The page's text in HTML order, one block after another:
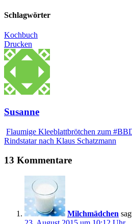
Schlagwörter
Kochbuch
Drucken
Susanne
Flaumige Kleeblattbrötchen zum
Rindstatar nach Klaus Schatzmann
13 Kommentare
Milchmädchen